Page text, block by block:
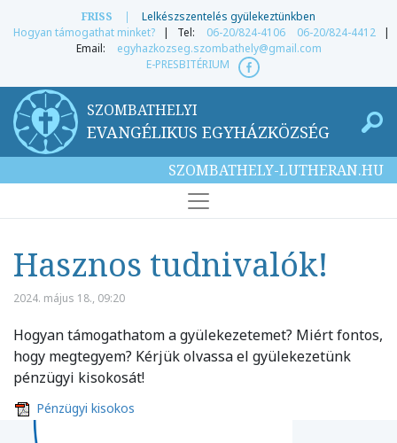
FRISS |
Lelkészszentelés gyülekeztünkben
Hogyan támogathat minket? | Tel: 06-20/824-4106 06-20/824-4412 |
Email:
egyhazkozseg.szombathely@gmail.com
E-PRESBITÉRIUM
SZOMBATHELYI
EVANGÉLIKUS EGYHÁZKÖZSÉG
SZOMBATHELY-LUTHERAN.HU
Hasznos tudnivalók!
2024. május 18., 09:20
Hogyan támogathatom a gyülekezetemet? Miért fontos,
hogy megtegyem? Kérjük olvassa el gyülekezetünk
pénzügyi kisokosát!
Pénzügyi kisokos